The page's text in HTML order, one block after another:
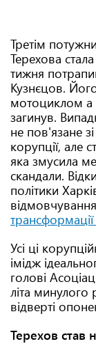
Третім
Терехова
тижня
Кузнєцов.
мотоциклом а
загинув.
не пов'язане
корупції, але
яка змусила
скандали.
політики
трансформації
Усі ці
імідж
голові
літа минулого
відверті
Терехов став